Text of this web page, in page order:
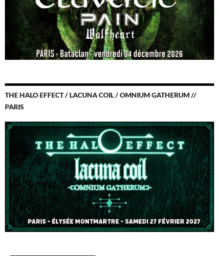
THE HALO EFFECT / LACUNA COIL / OMNIUM GATHERUM //
PARIS